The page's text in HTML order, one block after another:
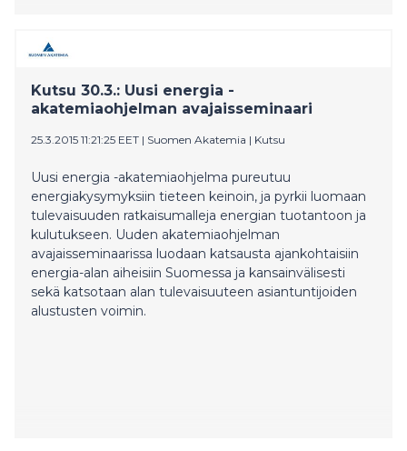
Kutsu 30.3.: Uusi energia -
akatemiaohjelman avajaisseminaari
25.3.2015 11:21:25 EET | Suomen Akatemia | Kutsu
Uusi energia -akatemiaohjelma pureutuu
energiakysymyksiin tieteen keinoin, ja pyrkii luomaan
tulevaisuuden ratkaisumalleja energian tuotantoon ja
kulutukseen. Uuden akatemiaohjelman
avajaisseminaarissa luodaan katsausta ajankohtaisiin
energia-alan aiheisiin Suomessa ja kansainvälisesti
sekä katsotaan alan tulevaisuuteen asiantuntijoiden
alustusten voimin.